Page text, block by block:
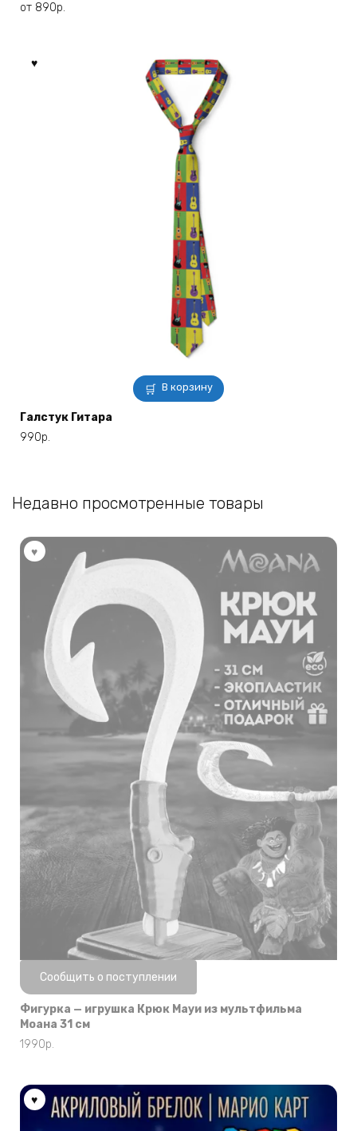
выбрать
странице
товара.
от 890р.
В корзину
Галстук Гитара
990р.
Недавно просмотренные товары
Нет в наличии
Сообщить о поступлении
Фигурка — игрушка Крюк Мауи из мультфильма
Моана 31 см
1990р.